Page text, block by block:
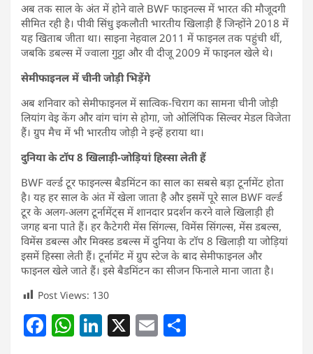
अब तक साल के अंत में होने वाले BWF फाइनल्स में भारत की मौजूदगी
सीमित रही है। पीवी सिंधु इकलौती भारतीय खिलाड़ी हैं जिन्होंने 2018 में
यह खिताब जीता था। साइना नेहवाल 2011 में फाइनल तक पहुंची थीं,
जबकि डबल्स में ज्वाला गुट्टा और वी दीजू 2009 में फाइनल खेले थे।
सेमीफाइनल में चीनी जोड़ी भिड़ेंगे
अब शनिवार को सेमीफाइनल में सात्विक-चिराग का सामना चीनी जोड़ी
लियांग वेइ केंग और वांग चांग से होगा, जो ओलिंपिक सिल्वर मेडल विजेता
हैं। ग्रुप मैच में भी भारतीय जोड़ी ने इन्हें हराया था।
दुनिया के टॉप 8 खिलाड़ी-जोड़ियां हिस्सा लेती हैं
BWF वर्ल्ड टूर फाइनल्स बैडमिंटन का साल का सबसे बड़ा टूर्नामेंट होता
है। यह हर साल के अंत में खेला जाता है और इसमें पूरे साल BWF वर्ल्ड
टूर के अलग-अलग टूर्नामेंट्स में शानदार प्रदर्शन करने वाले खिलाड़ी ही
जगह बना पाते हैं। हर कैटेगरी मेंस सिंगल्स, विमेंस सिंगल्स, मेंस डबल्स,
विमेंस डबल्स और मिक्स्ड डबल्स में दुनिया के टॉप 8 खिलाड़ी या जोड़ियां
इसमें हिस्सा लेती हैं। टूर्नामेंट में ग्रुप स्टेज के बाद सेमीफाइनल और
फाइनल खेले जाते हैं। इसे बैडमिंटन का सीजन फिनाले माना जाता है।
Post Views: 130
F W Li X E